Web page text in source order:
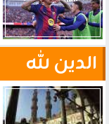
الدين لله